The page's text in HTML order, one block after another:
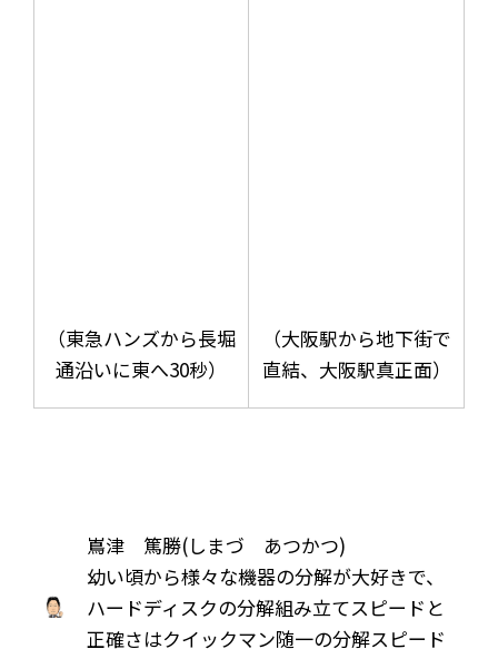
（東急ハンズから長堀
通沿いに東へ30秒）
（大阪駅から地下街で
直結、大阪駅真正面）
嶌津 篤勝(しまづ あつかつ)
幼い頃から様々な機器の分解が大好きで、
ハードディスクの分解組み立てスピードと
正確さはクイックマン随一の分解スピード